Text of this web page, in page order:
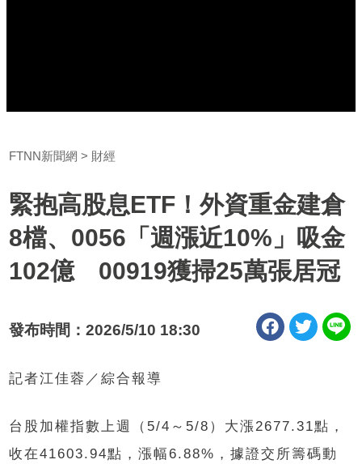
FTNN新聞網 財經
緊抱高股息ETF！外資重金建倉
8檔、0056「週漲近10%」吸金
102億 00919獲掃25萬張居冠
發布時間：2026/5/10 18:30
記者江佳蓉／綜合報導
台股加權指數上週（5/4～5/8）大漲2677.31點，
收在41603.94點，漲幅6.88%，據證交所籌碼動